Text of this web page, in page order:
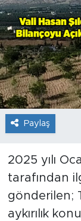
Paylaş
2025 yılı
tarafından
gönderilen;
aykırılık